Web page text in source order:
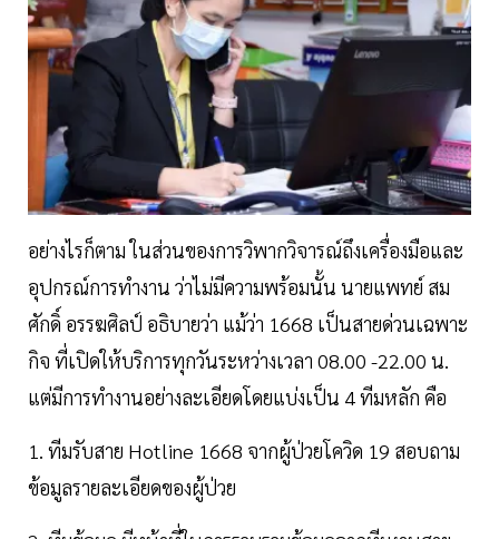
อย่างไรก็ตาม ในส่วนของการวิพากวิจารณ์ถึงเครื่องมือและ
อุปกรณ์การทำงาน ว่าไม่มีความพร้อมนั้น นายแพทย์ สม
ศักดิ์ อรรฆศิลป์ อธิบายว่า แม้ว่า 1668 เป็นสายด่วนเฉพาะ
กิจ ที่เปิดให้บริการทุกวันระหว่างเวลา 08.00 -22.00 น.
แต่มีการทำงานอย่างละเอียดโดยแบ่งเป็น 4 ทีมหลัก คือ
1. ทีมรับสาย Hotline 1668 จากผู้ป่วยโควิด 19 สอบถาม
ข้อมูลรายละเอียดของผู้ป่วย